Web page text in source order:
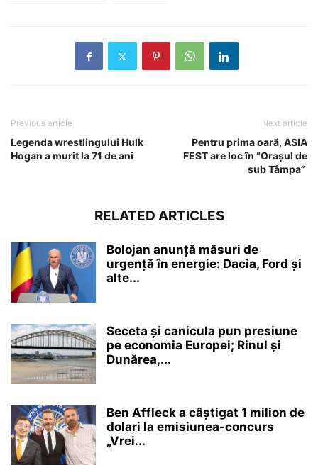
Previous article
Legenda wrestlingului Hulk
Hogan a murit la 71 de ani
Next article
Pentru prima oară, ASIA
FEST are loc în “Orașul de
sub Tâmpa”
RELATED ARTICLES
Bolojan anunță măsuri de
urgență în energie: Dacia, Ford și
alte...
Seceta și canicula pun presiune
pe economia Europei; Rinul și
Dunărea,...
Ben Affleck a câștigat 1 milion de
dolari la emisiunea-concurs
„Vrei...